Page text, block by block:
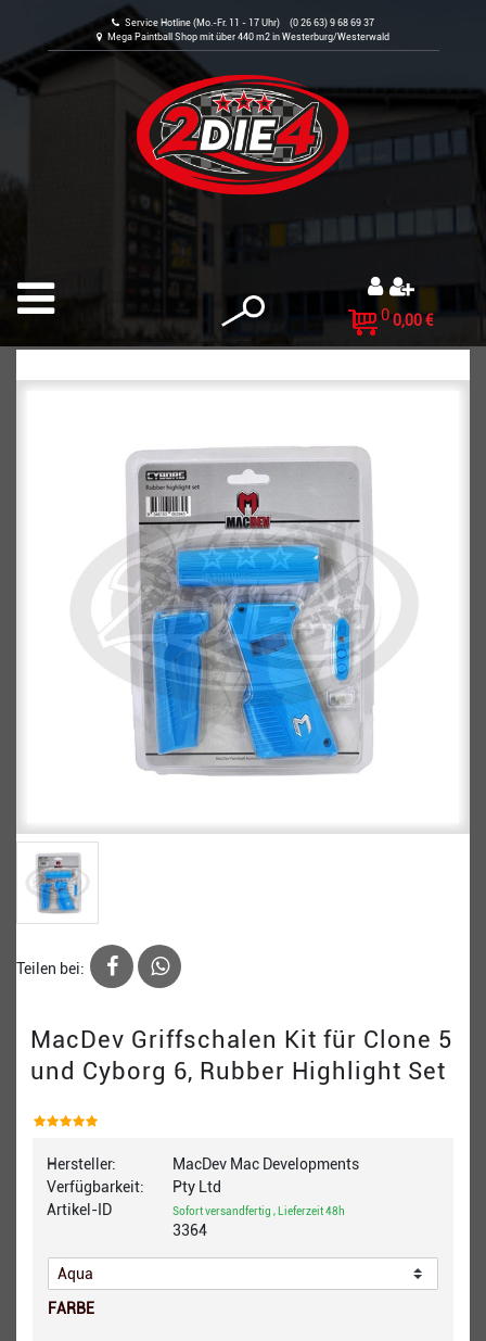
Service Hotline (Mo.-Fr. 11 - 17 Uhr) (0 26 63) 9 68 69 37
Mega Paintball Shop mit über 440 m2 in Westerburg/Westerwald
0 0,00 €
Teilen bei:
MacDev Griffschalen Kit für Clone 5
und Cyborg 6, Rubber Highlight Set
Hersteller:
Verfügbarkeit:
Artikel-ID
MacDev Mac Developments
Pty Ltd
Sofort versandfertig , Lieferzeit 48h
3364
FARBE